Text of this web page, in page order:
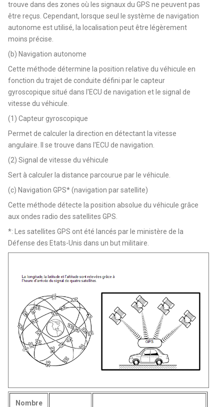
trouve dans des zones où les signaux du GPS ne peuvent pas
être reçus. Cependant, lorsque seul le système de navigation
autonome est utilisé, la localisation peut être légèrement
moins précise.
(b) Navigation autonome
Cette méthode détermine la position relative du véhicule en
fonction du trajet de conduite défini par le capteur
gyroscopique situé dans l'ECU de navigation et le signal de
vitesse du véhicule.
(1) Capteur gyroscopique
Permet de calculer la direction en détectant la vitesse
angulaire. Il se trouve dans l'ECU de navigation.
(2) Signal de vitesse du véhicule
Sert à calculer la distance parcourue par le véhicule.
(c) Navigation GPS* (navigation par satellite)
Cette méthode détecte la position absolue du véhicule grâce
aux ondes radio des satellites GPS.
*: Les satellites GPS ont été lancés par le ministère de la
Défense des Etats-Unis dans un but militaire.
Nombre